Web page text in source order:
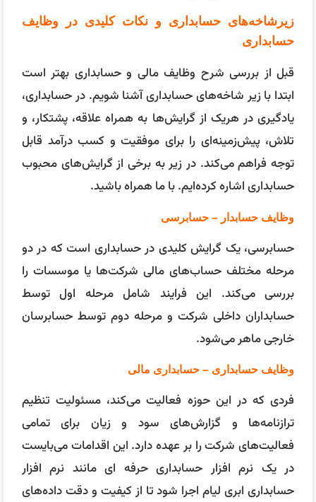
زیرشاخه‌های حسابداری و نکات کلیدی در وظایف
حسابداری
قبل از بررسی شرح وظایف مالی و حسابداری بهتر است
ابتدا با زیر شاخه‌های حسابداری آشنا شویم. در حسابداری،
یادگیری در هریک از گرایش‌ها به همراه علاقه، پشتکار، و
تلاش، پیش‌زمینه‌ای را برای موفقیت و کسب درآمد قابل
توجه فراهم می‌کند. در زیر به برخی از گرایش‌های محبوب
حسابداری اشاره کرده‌ایم. با ما همراه باشید.
وظایف حسابدار – حسابرسی
حسابرسی، یک گرایش کلیدی در حسابداری است که در دو
مرحله مختلف حساب‌های مالی شرکت‌ها یا موسسات را
بررسی می‌کند. این فرایند شامل مرحله اول توسط
حسابداران داخلی شرکت و مرحله دوم توسط حسابرسان
خارجی ماهر می‌شود.
وظایف حسابداری – حسابداری مالی
فردی که در این حوزه فعالیت می‌کند، مسئولیت تنظیم
ترازنامه‌ها و گزارش‌های سود و زیان برای تمامی
فعالیت‌های شرکت را بر عهده دارد. این اقدامات می‌بایست
در یک نرم افزار حسابداری حرفه ای مانند نرم افزار
حسابداری ابری لیام اجرا شود تا از کیفیت و دقت داده‌های